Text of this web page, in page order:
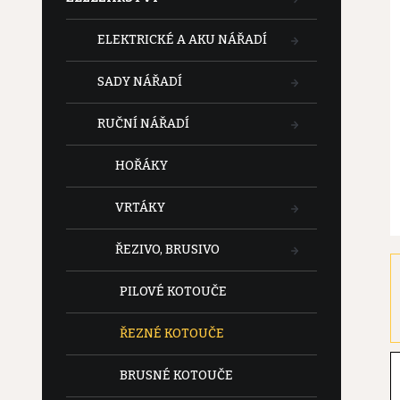
ELEKTRICKÉ A AKU NÁŘADÍ
SADY NÁŘADÍ
RUČNÍ NÁŘADÍ
HOŘÁKY
VRTÁKY
ŘEZIVO, BRUSIVO
PILOVÉ KOTOUČE
ŘEZNÉ KOTOUČE
BRUSNÉ KOTOUČE